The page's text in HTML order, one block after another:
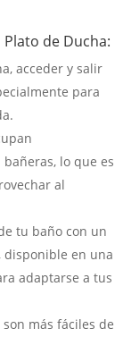
de Ducha:
acceder y salir
para
lo que es
al
tu baño con un
disponible en una
adaptarse a tus
más fáciles de